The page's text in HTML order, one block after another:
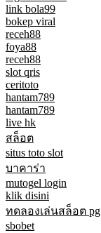
link bola99
bokep viral
receh88
foya88
receh88
slot qris
ceritoto
hantam789
hantam789
live hk
สล็อต
situs toto slot
บาคาร่า
mutogel login
klik disini
ทดลองเล่นสล็อต pg
sbobet